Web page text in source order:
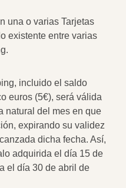
una o varias Tarjetas
existente entre varias
incluido el saldo
euros (5€), será válida
natural del mes en que
expirando su validez
dicha fecha. Así,
adquirida el día 15 de
el día 30 de abril de